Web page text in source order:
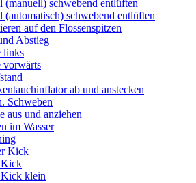
(manuell) schwebend entlüften
(automatisch) schwebend entlüften
auf den Flossenspitzen
Abstieg
links
vorwärts
ab und anstecken
Schweben
aus und anziehen
im Wasser
Kick
klein